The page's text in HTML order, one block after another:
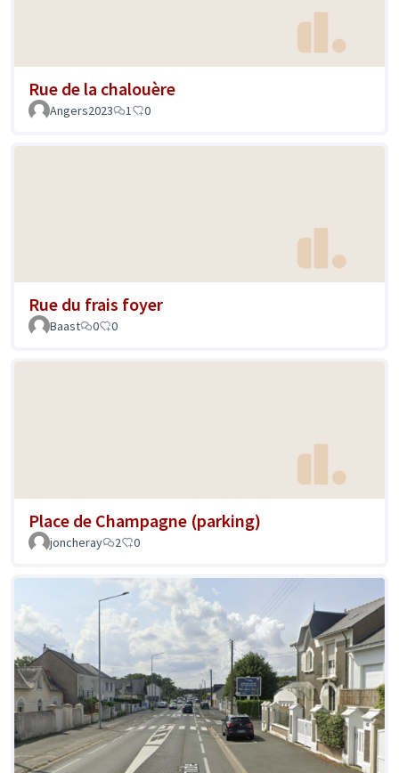
Rue de la chalouère
Angers2023 1 0
Rue du frais foyer
Baast 0 0
Place de Champagne (parking)
joncheray 2 0